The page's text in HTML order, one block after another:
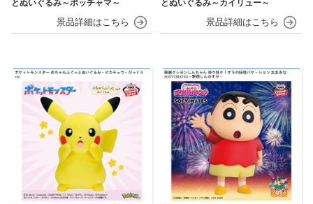
とぬいぐるみ～ポッチャマ～
とぬいぐるみ～カイリュー～